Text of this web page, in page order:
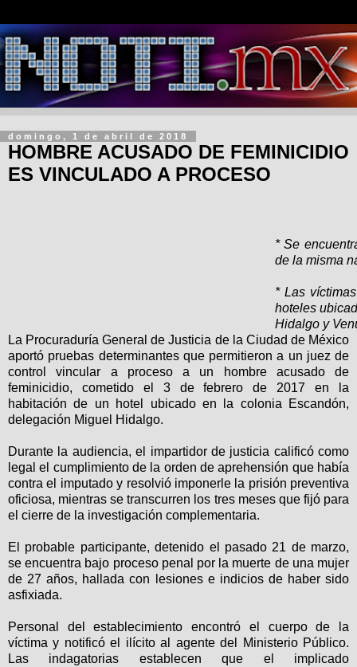
domingo, 1 de abril de 2018
HOMBRE ACUSADO DE FEMINICIDIO
ES VINCULADO A PROCESO
* Se
de la misma
* Las
hoteles
Hidalgo y
La Procuraduría General de Justicia de la Ciudad de México
aportó pruebas determinantes que permitieron a un juez de
control vincular a proceso a un hombre acusado de
feminicidio, cometido el 3 de febrero de 2017 en la
habitación de un hotel ubicado en la colonia Escandón,
delegación Miguel Hidalgo.
Durante la audiencia, el impartidor de justicia calificó como
legal el cumplimiento de la orden de aprehensión que había
contra el imputado y resolvió imponerle la prisión preventiva
oficiosa, mientras se transcurren los tres meses que fijó para
el cierre de la investigación complementaria.
El probable participante, detenido el pasado 21 de marzo,
se encuentra bajo proceso penal por la muerte de una mujer
de 27 años, hallada con lesiones e indicios de haber sido
asfixiada.
Personal del establecimiento encontró el cuerpo de la
víctima y notificó el ilícito al agente del Ministerio Público.
Las indagatorias establecen que el implicado